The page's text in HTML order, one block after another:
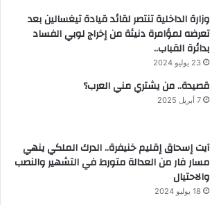
وزارة الداخلية تنتصر لقائد قيادة تيغسالين بعد
تعرضه لمؤامرة دنيئة من إخراج لوبي الفساد
بدائرة القباب..
23 يوليو 2024
قصيدة.. من يشتري مني العرب؟
7 أبريل 2025
آيت إسحاق إقليم خنيفرة.. الدرك الملكي ينهي
مسار فار من العدالة متورط في التشهير والنصب
والاحتيال
18 يوليو 2024